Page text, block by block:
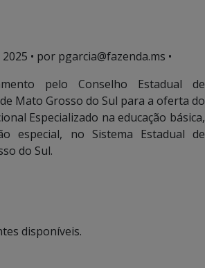
• por pgarcia@fazenda.ms •
pelo Conselho Estadual de
Mato Grosso do Sul para a oferta do
Especializado na educação básica,
especial, no Sistema Estadual de
do Sul.
disponíveis.